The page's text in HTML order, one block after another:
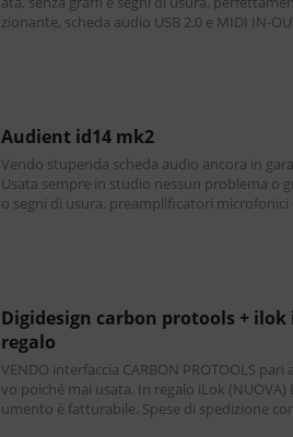
zionante, scheda audio USB 2.0 e MIDI IN-
audient id14 mk2
Vendo stupenda scheda audio ancora in
Usata sempre in studio nessun problema o
o segni di usura. preamplificatori microfonici
digidesign carbon protools + ilok in
regalo
VENDO interfaccia CARBON PROTOOLS pari
vo poiché mai usata. In regalo iLok (NUOVA) Lo str
umento è fatturabile. Spese di spedizione